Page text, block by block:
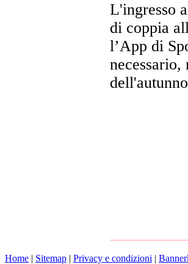
L'ingresso
di coppia
l’App di
Home | Sitemap | Privacy e condizioni |